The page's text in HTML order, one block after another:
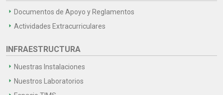
Documentos de Apoyo y Reglamentos
Actividades Extracurriculares
INFRAESTRUCTURA
Nuestras Instalaciones
Nuestros Laboratorios